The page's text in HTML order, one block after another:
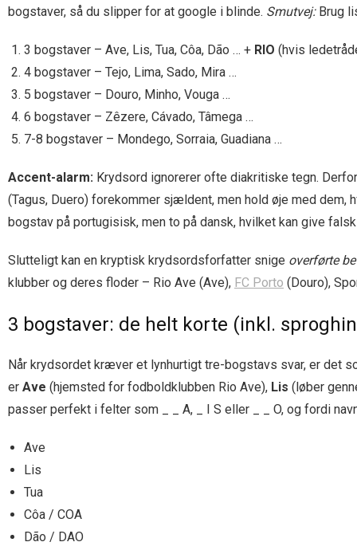
bogstaver, så du slipper for at google i blinde. Smutvej:Brug
3 bogstaver – Ave, Lis, Tua, Côa, Dão … + RIO (hvis
4 bogstaver – Tejo, Lima, Sado, Mira …
5 bogstaver – Douro, Minho, Vouga …
6 bogstaver – Zêzere, Cávado, Tâmega …
7-8 bogstaver – Mondego, Sorraia, Guadiana …
Accent-alarm: Krydsord ignorerer ofte diakritiske tegn.
(Tagus, Duero) forekommer sjældent, men hold øje med dem,
bogstav på portugisisk, men to på dansk, hvilket kan give
Slutteligt kan en kryptisk krydsordsforfatter snige overførte
klubber og deres floder – Rio Ave (Ave), FC Porto (Douro),
3 bogstaver: de helt korte (inkl.
Når krydsordet kræver et lynhurtigt tre-bogstavs svar, er det
er Ave (hjemsted for fodboldklubben Rio Ave), Lis (løber
passer perfekt i felter som _ _ A, _ I S eller _ _ O, og fordi
Ave
Lis
Tua
Côa / COA
Dão / DAO